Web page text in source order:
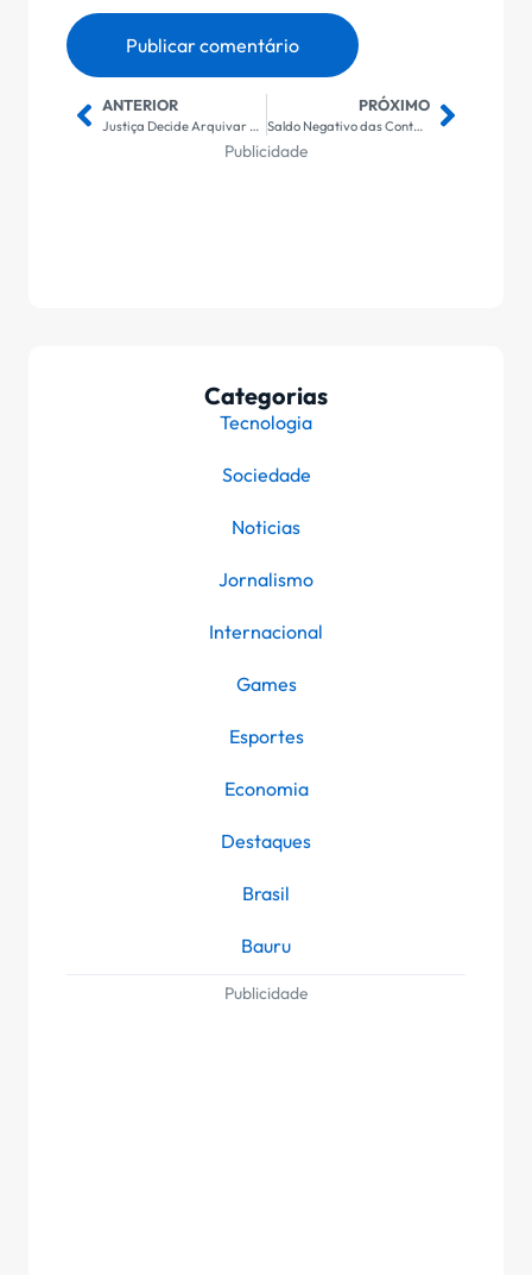
ANTERIOR
Justiça Decide Arquivar Caso da Morte de Ambulante Senegalês em SP: Implicações e Repercussões
PRÓXIMO
Saldo Negativo das Contas Externas em Janeiro de 2026 Registra Queda Significativa, Revelando Tendências Econômicas Promissoras
Publicidade
Categorias
Tecnologia
Sociedade
Noticias
Jornalismo
Internacional
Games
Esportes
Economia
Destaques
Brasil
Bauru
Publicidade